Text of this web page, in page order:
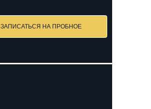
ЗАПИСАТЬСЯ НА ПРОБНОЕ